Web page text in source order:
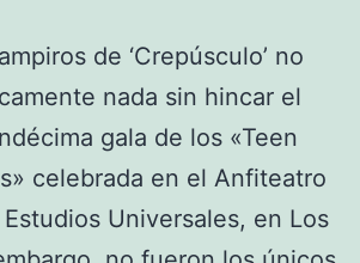
de ‘Crepúsculo’ no
nada sin hincar el
gala de los «Teen
celebrada en el Anfiteatro
Universales, en Los